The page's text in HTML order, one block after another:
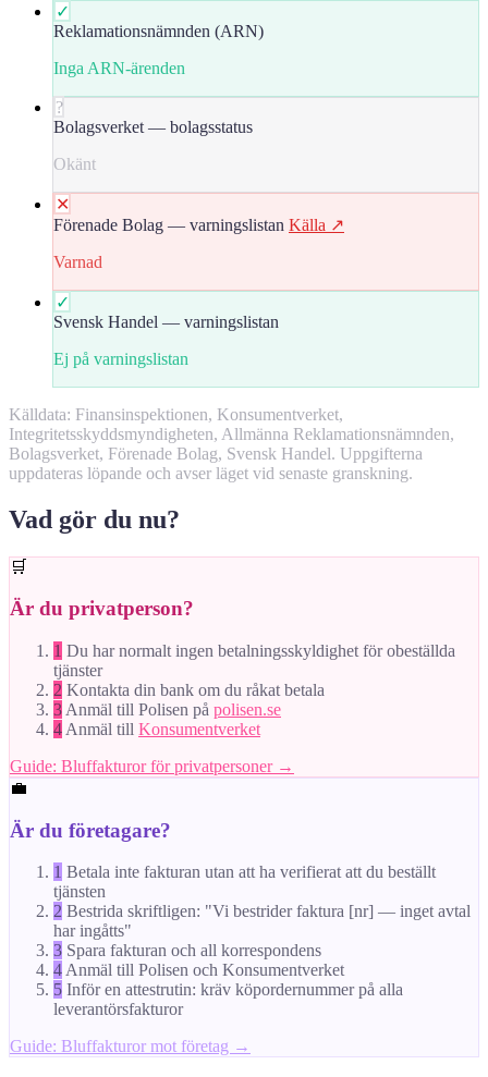
✓
Reklamationsnämnden (ARN)
Inga ARN-ärenden
?
Bolagsverket — bolagsstatus
Okänt
✕
Förenade Bolag — varningslistan Källa ↗
Varnad
✓
Svensk Handel — varningslistan
Ej på varningslistan
Källdata: Finansinspektionen, Konsumentverket,
Integritetsskyddsmyndigheten, Allmänna Reklamationsnämnden,
Bolagsverket, Förenade Bolag, Svensk Handel. Uppgifterna
uppdateras löpande och avser läget vid senaste granskning.
Vad gör du nu?
🛒
Är du privatperson?
1 Du har normalt ingen betalningsskyldighet för obeställda
tjänster
2 Kontakta din bank om du råkat betala
3 Anmäl till Polisen på polisen.se
4 Anmäl till Konsumentverket
Guide: Bluffakturor för privatpersoner →
💼
Är du företagare?
1 Betala inte fakturan utan att ha verifierat att du beställt
tjänsten
2 Bestrida skriftligen: "Vi bestrider faktura [nr] — inget avtal
har ingåtts"
3 Spara fakturan och all korrespondens
4 Anmäl till Polisen och Konsumentverket
5 Inför en attestrutin: kräv köpordernummer på alla
leverantörsfakturor
Guide: Bluffakturor mot företag →